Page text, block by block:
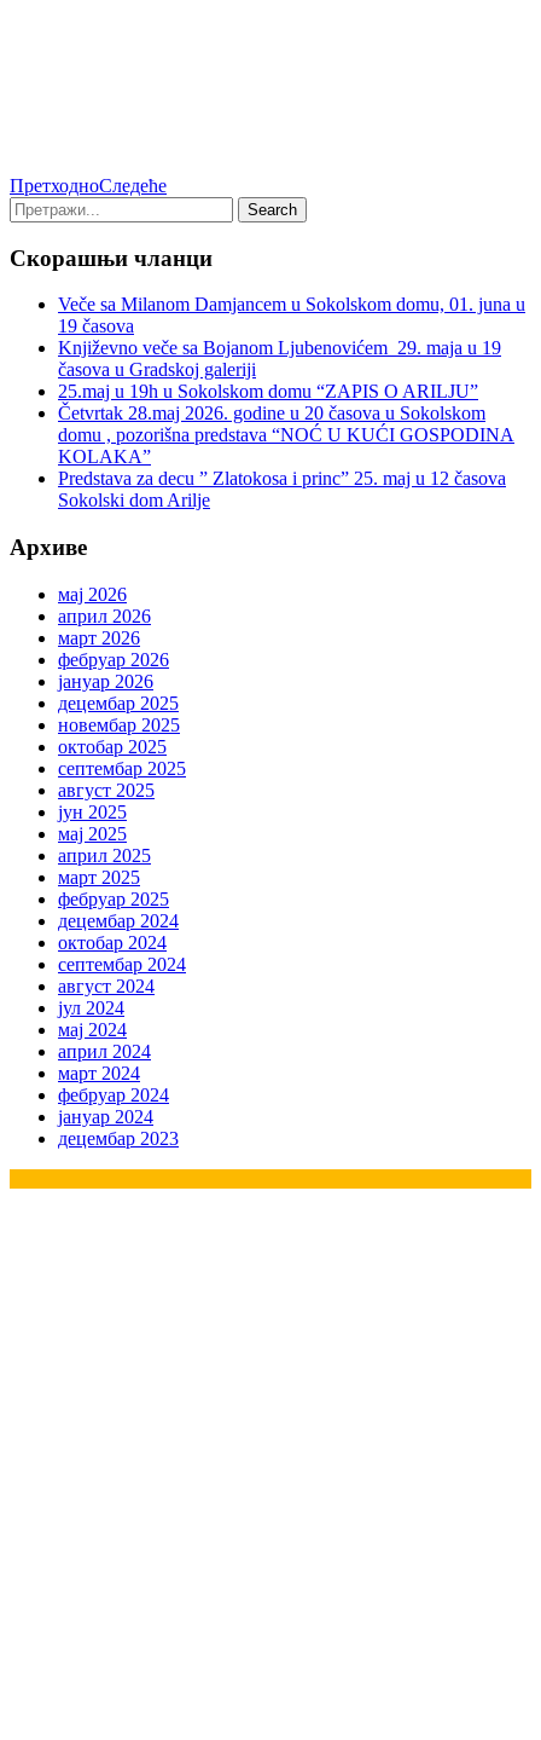
ПретходноСледеће
Скорашњи чланци
Veče sa Milanom Damjancem u Sokolskom domu, 01. juna u
19 časova
Književno veče sa Bojanom Ljubenovićem 29. maja u 19
časova u Gradskoj galeriji
25.maj u 19h u Sokolskom domu “ZAPIS O ARILJU”
Četvrtak 28.maj 2026. godine u 20 časova u Sokolskom
domu , pozorišna predstava “NOĆ U KUĆI GOSPODINA
KOLAKA”
Predstava za decu ” Zlatokosa i princ” 25. maj u 12 časova
Sokolski dom Arilje
Архиве
мај 2026
април 2026
март 2026
фебруар 2026
јануар 2026
децембар 2025
новембар 2025
октобар 2025
септембар 2025
август 2025
јун 2025
мај 2025
април 2025
март 2025
фебруар 2025
децембар 2024
октобар 2024
септембар 2024
август 2024
јул 2024
мај 2024
април 2024
март 2024
фебруар 2024
јануар 2024
децембар 2023